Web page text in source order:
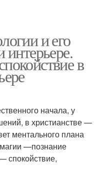
и его
интерьере.
в
начала, у
в христианстве —
ментального плана
—познание
спокойствие,